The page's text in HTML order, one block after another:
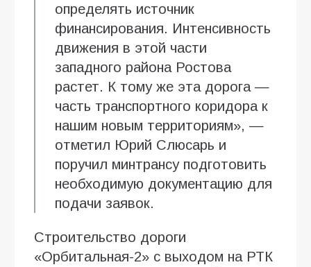
определять источник
финансирования. Интенсивность
движения в этой части
западного района Ростова
растет. К тому же эта дорога —
часть транспортного коридора к
нашим новым территориям», —
отметил Юрий Слюсарь и
поручил минтрансу подготовить
необходимую документацию для
подачи заявок.
Строительство дороги
«Орбитальная-2» с выходом на РТК